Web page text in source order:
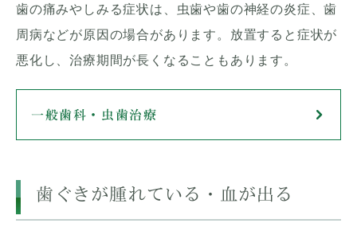
歯の痛みやしみる症状は、虫歯や歯の神経の炎症、歯
周病などが原因の場合があります。放置すると症状が
悪化し、治療期間が長くなることもあります。
一般歯科・虫歯治療
歯ぐきが腫れている・血が出る